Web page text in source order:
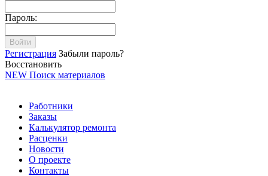
Пароль:
Войти
Регистрация Забыли пароль?
Восстановить
NEW Поиск материалов
Работники
Заказы
Калькулятор ремонта
Расценки
Новости
О проекте
Контакты